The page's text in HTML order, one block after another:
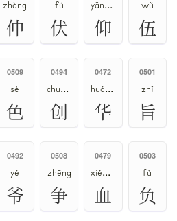
zhòng
仲
fú
伏
yǎng、áng
仰
wǔ
伍
0509
sè
色
0494
chuàng、chuāng
创
0472
huá、huà、huā
华
0501
zhǐ
旨
0492
yé
爷
0508
zhēng
争
0479
xiě、xuè
血
0503
fù
负